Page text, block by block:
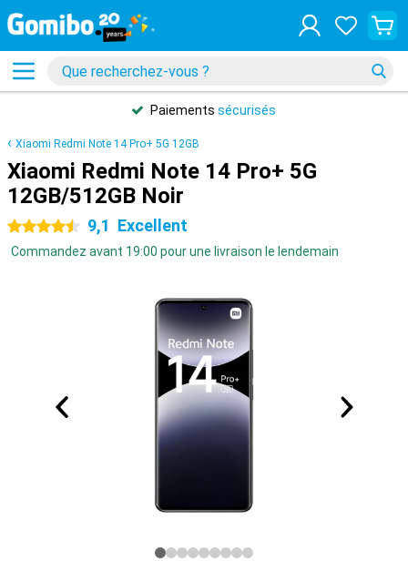
Paiements sécurisés
Xiaomi Redmi Note 14 Pro+ 5G 12GB
Xiaomi Redmi Note 14 Pro+ 5G
12GB/512GB Noir
4.5 étoiles 9,1 Excellent
Commandez avant 19:00 pour une livraison le lendemain